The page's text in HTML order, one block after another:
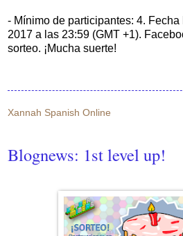
- Mínimo de participantes: 4.
2017 a las 23:59 (GMT +1).
sorteo. ¡Mucha suerte!
Xannah Spanish Online
Blognews: 1st level up!